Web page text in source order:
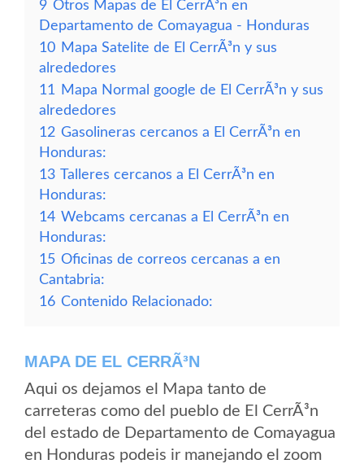
9 Otros Mapas de El CerrÃ³n en
Departamento de Comayagua - Honduras
10 Mapa Satelite de El CerrÃ³n y sus
alrededores
11
Mapa Normal google de El CerrÃ³n y sus
alrededores
12 Gasolineras cercanos a El CerrÃ³n en
Honduras:
13 Talleres cercanos a El CerrÃ³n en
Honduras:
14 Webcams cercanas a El CerrÃ³n en
Honduras:
15 Oficinas de correos cercanas a en
Cantabria:
16 Contenido Relacionado:
MAPA DE EL CERRÃ³N
Aqui os dejamos el Mapa tanto de
carreteras como del pueblo de El CerrÃ³n
del estado de Departamento de Comayagua
en Honduras podeis ir manejando el zoom